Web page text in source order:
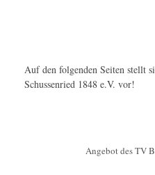
Auf den folgenden Seiten stellt
Schussenried 1848 e.V. vor!
Angebot des TV